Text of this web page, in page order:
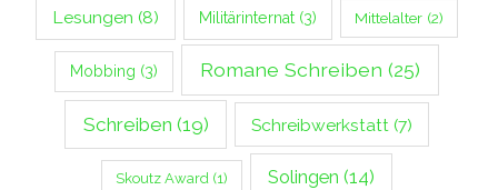
Lesungen (8) Militärinternat(3) Mittelalter(2)
Mobbing (3) Romane Schreiben (25)
Schreiben (19) Schreibwerkstatt (7)
Skoutz Award(1) Solingen (14)